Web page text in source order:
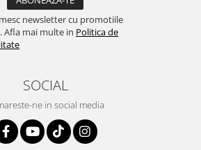
newsletter cu promotiile
Afla mai multe in Politica de
SOCIAL
ne in social media